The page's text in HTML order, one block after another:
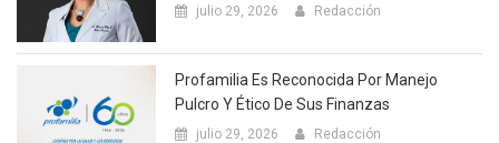
julio 29, 2026 Redacción
Profamilia Es Reconocida Por Manejo
Pulcro Y Ético De Sus Finanzas
julio 29, 2026 Redacción